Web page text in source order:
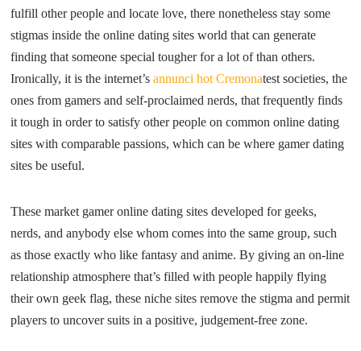
fulfill other people and locate love, there nonetheless stay some
stigmas inside the online dating sites world that can generate
finding that someone special tougher for a lot of than others.
Ironically, it is the internet’sannunci hot Cremonatest societies, the
ones from gamers and self-proclaimed nerds, that frequently finds
it tough in order to satisfy other people on common online dating
sites with comparable passions, which can be where gamer dating
sites be useful.
These market gamer online dating sites developed for geeks,
nerds, and anybody else whom comes into the same group, such
as those exactly who like fantasy and anime. By giving an on-line
relationship atmosphere that’s filled with people happily flying
their own geek flag, these niche sites remove the stigma and permit
players to uncover suits in a positive, judgement-free zone.